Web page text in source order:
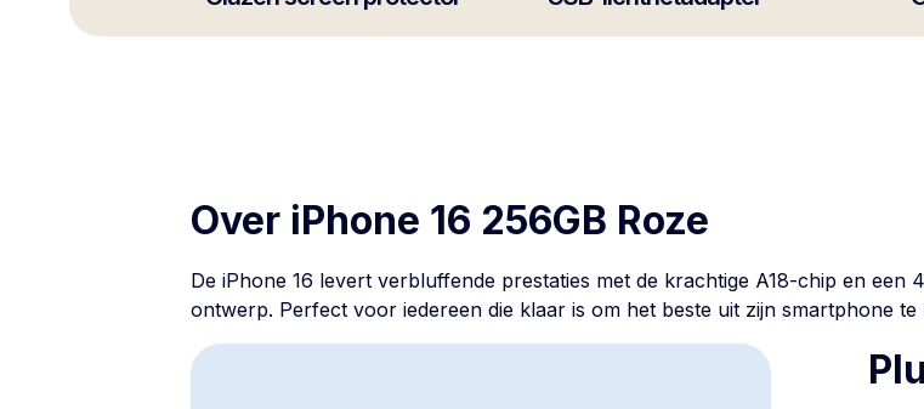
Over iPhone 16 256GB Roze
De iPhone 16 levert verbluffende prestaties met de krachtige A18-chip en
ontwerp. Perfect voor iedereen die klaar is om het beste uit zijn smartphone te